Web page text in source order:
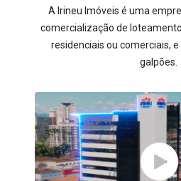
A Irineu Imóveis é uma
comercialização de
residenciais ou comerciais,
galpões.